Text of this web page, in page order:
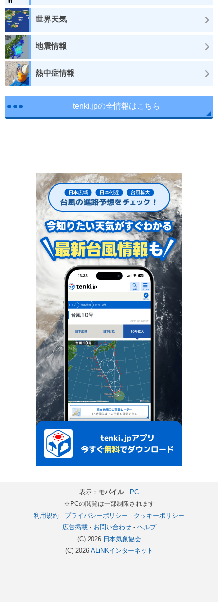
世界天気
地震情報
熱中症情報
tenki.jpの全情報はこちら
表示： モバイル｜ PC
※PCの閲覧は一部制限されます
利用規約 - プライバシーポリシー - クッキーポリシー
広告掲載- お問い合わせ- ヘルプ
(C) 2026 日本気象協会
(C) 2026 ALiNKインターネット